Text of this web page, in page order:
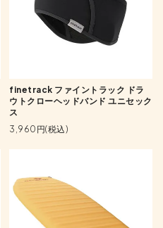
finetrack ファイントラック ドラ
ウトクローヘッドバンド ユニセック
ス
3,960円(税込)